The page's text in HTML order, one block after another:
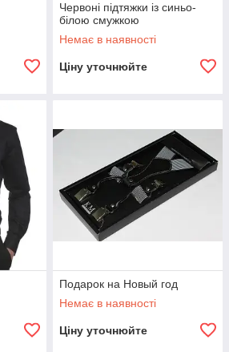
Червоні підтяжки із синьо-
білою смужкою
Немає в наявності
Ціну уточнюйте
Подарок на Новый год
Немає в наявності
Ціну уточнюйте